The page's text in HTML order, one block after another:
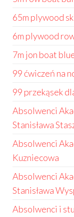
65m plywood
6m plywood
7m jon boat
99 ćwiczeń na
99 przekąsek
Absolwenci
Stanisława
Absolwenci
Kuzniecowa
Absolwenci
Stanisława
Absolwenci i